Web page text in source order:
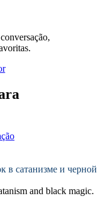
в сатанизме и черной
and black magic.